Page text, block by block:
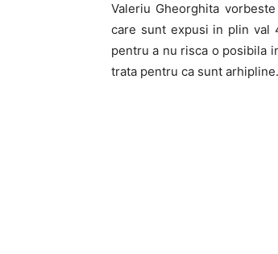
Valeriu Gheorghita
care sunt expusi in plin val
pentru a nu risca o posibila
trata pentru ca sunt arhipline.